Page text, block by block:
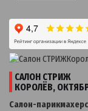
САЛОН СТРИЖ
КОРОЛЁВ,
Салон-